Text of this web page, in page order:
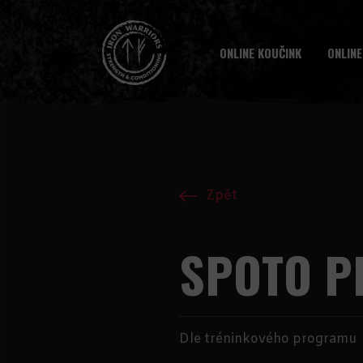
ONLINE KOUČINK
Zpět
SPOTO
Dle tréninkového programu